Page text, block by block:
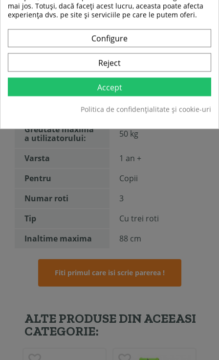
Tricicleta cu scaun si maner:4kg
Tricicleta cu scaun: 3.4kg
Varsta recomandata:
Trotineta:3+
Diametru roată :
120 mm
Greutate maxima
a utilizatorului:
50 kg
Varsta
1 an +
Pentru
Copii
Numar roti
3
Tip
Cu trei roti
Inaltime maxima
88 cm
Fiti primul care isi scrie parerea !
ALTE PRODUSE DIN ACEEASI
CATEGORIE:
mai jos. Totuși, dacă faceți acest lucru, aceasta poate afecta
experiența dvs. pe site și serviciile pe care le putem oferi.
Configure
Reject
Accept
Politica de confidențialitate și cookie-uri